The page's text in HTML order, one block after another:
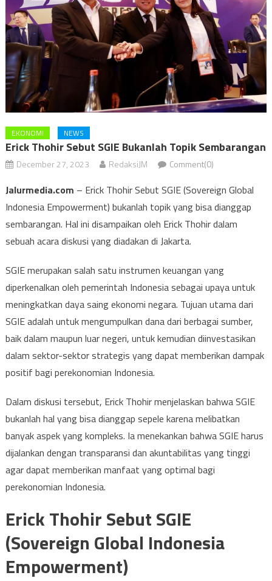
EKONOMI NEWS
Erick Thohir Sebut SGIE Bukanlah Topik Sembarangan
December 27, 2023 RedaksiJM Comment(0)
Jalurmedia.com – Erick Thohir Sebut SGIE (Sovereign Global
Indonesia Empowerment) bukanlah topik yang bisa dianggap
sembarangan. Hal ini disampaikan oleh Erick Thohir dalam
sebuah acara diskusi yang diadakan di Jakarta.
SGIE merupakan salah satu instrumen keuangan yang
diperkenalkan oleh pemerintah Indonesia sebagai upaya untuk
meningkatkan daya saing ekonomi negara. Tujuan utama dari
SGIE adalah untuk mengumpulkan dana dari berbagai sumber,
baik dalam maupun luar negeri, untuk kemudian diinvestasikan
dalam sektor-sektor strategis yang dapat memberikan dampak
positif bagi perekonomian Indonesia.
Dalam diskusi tersebut, Erick Thohir menjelaskan bahwa SGIE
bukanlah hal yang bisa dianggap sepele karena melibatkan
banyak aspek yang kompleks. Ia menekankan bahwa SGIE harus
dijalankan dengan transparansi dan akuntabilitas yang tinggi
agar dapat memberikan manfaat yang optimal bagi
perekonomian Indonesia.
Erick Thohir Sebut SGIE
(Sovereign Global Indonesia
Empowerment)